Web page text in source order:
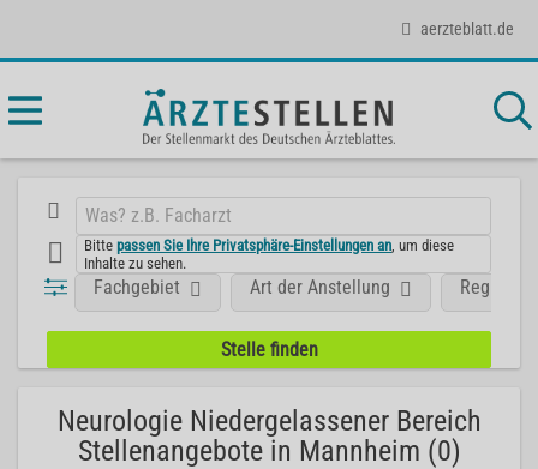
aerzteblatt.de
Bittepassen Sie Ihre Privatsphäre-Einstellungen an , um diese
Inhalte zu sehen.
Fachgebiet Art der Anstellung Region
Neurologie Niedergelassener Bereich
Stellenangebote in Mannheim (0)